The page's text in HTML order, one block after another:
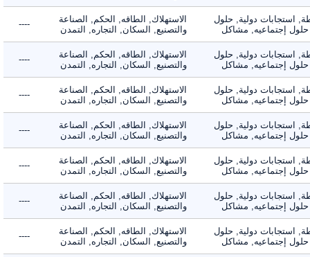
استجابات دولية, حلول
إجتماعيه, مشاكل
الاستهلاك, الطاقه, الحكم, الصناعة
والتصنيع, السكان, التجاره, التمدن
----
استجابات دولية, حلول
إجتماعيه, مشاكل
الاستهلاك, الطاقه, الحكم, الصناعة
والتصنيع, السكان, التجاره, التمدن
----
استجابات دولية, حلول
إجتماعيه, مشاكل
الاستهلاك, الطاقه, الحكم, الصناعة
والتصنيع, السكان, التجاره, التمدن
----
استجابات دولية, حلول
إجتماعيه, مشاكل
الاستهلاك, الطاقه, الحكم, الصناعة
والتصنيع, السكان, التجاره, التمدن
----
استجابات دولية, حلول
إجتماعيه, مشاكل
الاستهلاك, الطاقه, الحكم, الصناعة
والتصنيع, السكان, التجاره, التمدن
----
استجابات دولية, حلول
إجتماعيه, مشاكل
الاستهلاك, الطاقه, الحكم, الصناعة
والتصنيع, السكان, التجاره, التمدن
----
استجابات دولية, حلول
إجتماعيه, مشاكل
الاستهلاك, الطاقه, الحكم, الصناعة
والتصنيع, السكان, التجاره, التمدن
----